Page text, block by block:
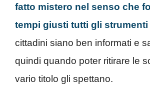
fatto mistero nel senso che
tempi giusti tutti gli strumenti
cittadini siano ben informati e
quindi quando poter ritirare le
vario titolo gli spettano.